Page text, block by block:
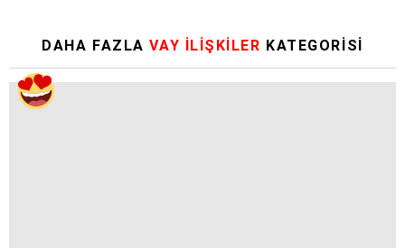
DAHA FAZLAVAY İLİŞKİLER KATEGORISI